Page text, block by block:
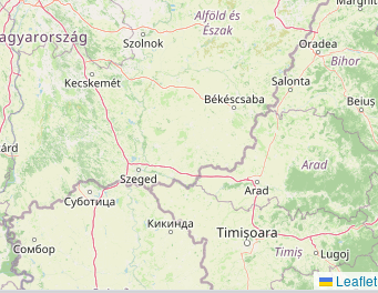
Leaflet